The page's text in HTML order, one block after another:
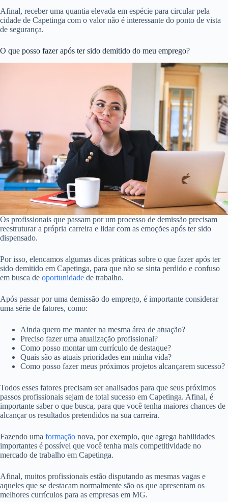
Afinal, receber uma quantia elevada em espécie para circular pela
cidade de Capetinga com o valor não é interessante do ponto de vista
de segurança.
O que posso fazer após ter sido demitido do meu emprego?
Os profissionais que passam por um processo de demissão precisam
reestruturar a própria carreira e lidar com as emoções após ter sido
dispensado.
Por isso, elencamos algumas dicas práticas sobre o que fazer após ter
sido demitido em Capetinga, para que não se sinta perdido e confuso
em busca de oportunidade de trabalho.
Após passar por uma demissão do emprego, é importante considerar
uma série de fatores, como:
Ainda quero me manter na mesma área de atuação?
Preciso fazer uma atualização profissional?
Como posso montar um currículo de destaque?
Quais são as atuais prioridades em minha vida?
Como posso fazer meus próximos projetos alcançarem sucesso?
Todos esses fatores precisam ser analisados para que seus próximos
passos profissionais sejam de total sucesso em Capetinga. Afinal, é
importante saber o que busca, para que você tenha maiores chances de
alcançar os resultados pretendidos na sua carreira.
Fazendo uma formação nova, por exemplo, que agrega habilidades
importantes é possível que você tenha mais competitividade no
mercado de trabalho em Capetinga.
Afinal, muitos profissionais estão disputando as mesmas vagas e
aqueles que se destacam normalmente são os que apresentam os
melhores currículos para as empresas em MG.